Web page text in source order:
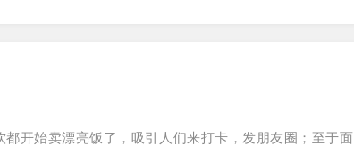
开始卖漂亮饭了，吸引人们来打卡，发朋友圈；至于面